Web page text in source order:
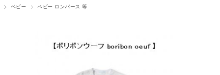
ベビー
ベビー ロンパース 等